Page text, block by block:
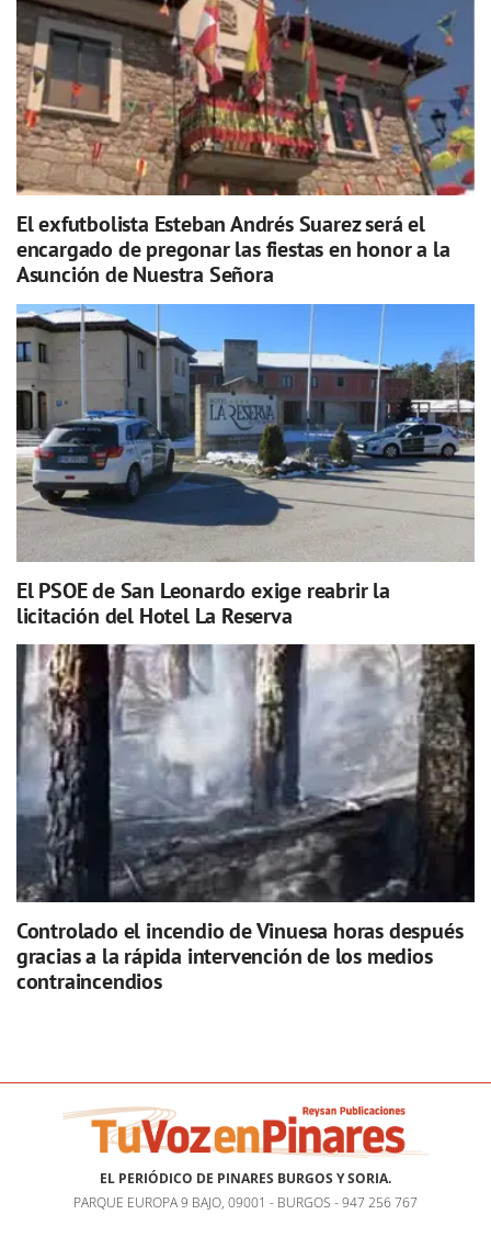
El exfutbolista Esteban Andrés Suarez será el
encargado de pregonar las fiestas en honor a la
Asunción de Nuestra Señora
El PSOE de San Leonardo exige reabrir la
licitación del Hotel La Reserva
Controlado el incendio de Vinuesa horas después
gracias a la rápida intervención de los medios
contraincendios
EL PERIÓDICO DE PINARES BURGOS Y SORIA.
PARQUE EUROPA 9 BAJO, 09001 - BURGOS - 947 256 767